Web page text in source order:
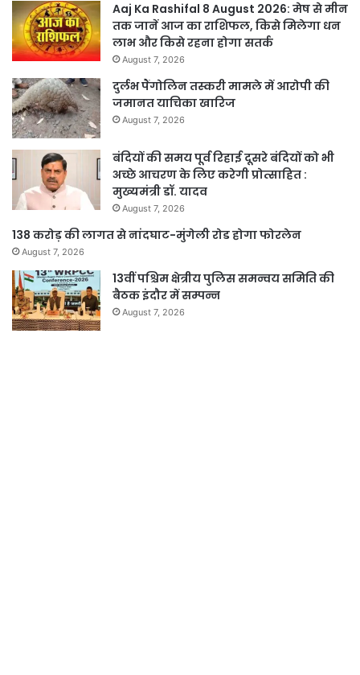
Aaj Ka Rashifal 8 August 2026: मेष से मीन
तक जानें आज का राशिफल, किसे मिलेगा धन
लाभ और किसे रहना होगा सतर्क
August 7, 2026
दुर्लभ पैंगोलिन तस्करी मामले में आरोपी की
जमानत याचिका खारिज
August 7, 2026
बंदियों की समय पूर्व रिहाई दूसरे बंदियों को भी
अच्छे आचरण के लिए करेगी प्रोत्साहित :
मुख्यमंत्री डॉ. यादव
August 7, 2026
138 करोड़ की लागत से नांदघाट-मुंगेली रोड होगा फोरलेन
August 7, 2026
13वीं पश्चिम क्षेत्रीय पुलिस समन्वय समिति की
बैठक इंदौर में सम्पन्न
August 7, 2026